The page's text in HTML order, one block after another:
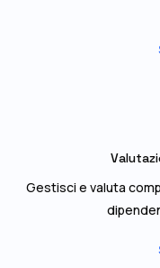
Gestisci e valuta